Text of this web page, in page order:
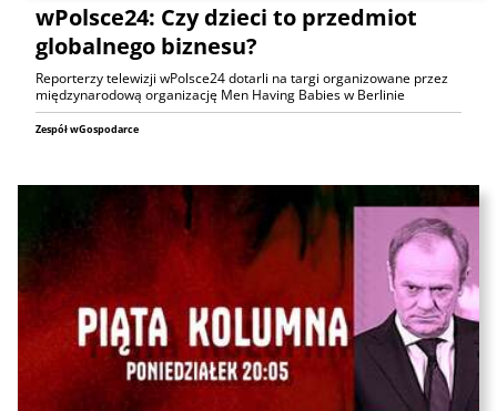
wPolsce24: Czy dzieci to przedmiot
globalnego biznesu?
Reporterzy telewizji wPolsce24 dotarli na targi organizowane przez
międzynarodową organizację Men Having Babies w Berlinie
Zespół wGospodarce